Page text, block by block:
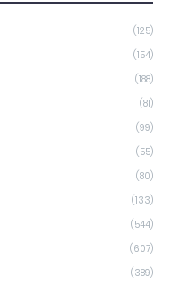
(125)
(154)
(188)
(81)
(99)
(55)
(80)
(133)
(544)
(607)
(389)